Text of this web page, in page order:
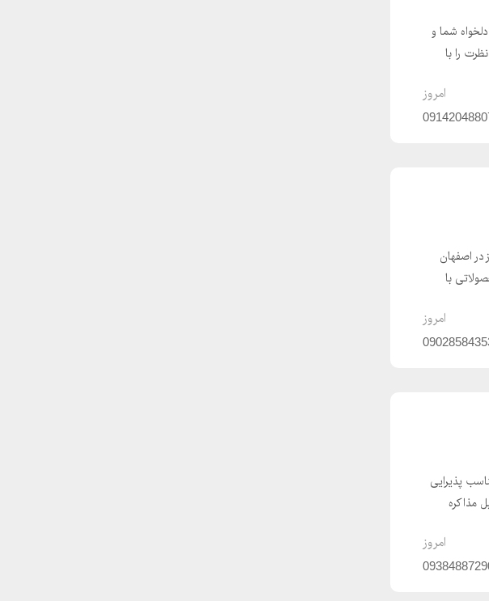
شما و
را با
امروز
در اصفهان
با
امروز
دستباف زنجان با رنگ کاملا گیاهی پرز دار . ابعاد: 2.50 1.60 مناسب پذیرایی
امروز